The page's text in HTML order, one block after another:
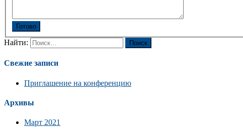
Готово
Найти:
Свежие записи
Приглашение на конференцию
Архивы
Март 2021